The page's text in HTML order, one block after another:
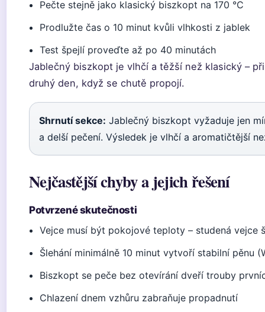
Pečte stejně jako klasický biszkopt na 170 °C
Prodlužte čas o 10 minut kvůli vlhkosti z jablek
Test špejlí proveďte až po 40 minutách
Jablečný biszkopt je vlhčí a těžší než klasický –
druhý den, když se chutě propojí.
Shrnutí sekce: Jablečný biszkopt vyžaduje jen
a delší pečení. Výsledek je vlhčí a aromatičtější
Nejčastější chyby a jejich řešení
Potvrzené skutečnosti
Vejce musí být pokojové teploty – studená vejce
Šlehání minimálně 10 minut vytvoří stabilní pěnu
Biszkopt se peče bez otevírání dveří trouby
Chlazení dnem vzhůru zabraňuje propadnutí